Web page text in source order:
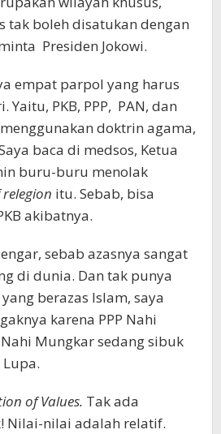
tak boleh disatukan dengan
Presiden Jokowi.
empat parpol yang harus
PKB, PPP, PAN, dan
menggunakan doktrin agama,
baca di medsos, Ketua
buru-buru menolak
itu. Sebab, bisa
akibatnya.
sebab azasnya sangat
di dunia. Dan tak punya
berazas Islam, saya
karena PPP Nahi
Mungkar sedang sibuk
of Values. Tak ada
Nilai-nilai adalah relatif.